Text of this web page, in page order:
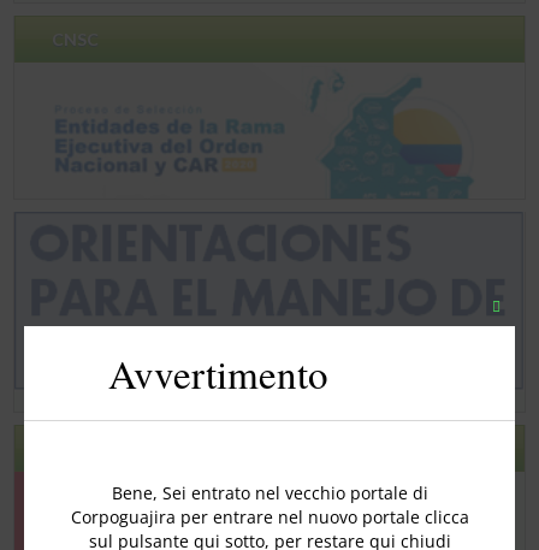
CNSC
Chiudi
Avvertimento
Bene, Sei entrato nel vecchio portale di
Corpoguajira per entrare nel nuovo portale clicca
sul pulsante qui sotto, per restare qui chiudi